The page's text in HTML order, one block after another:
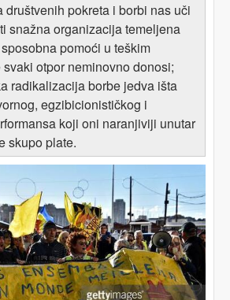
društvenih pokreta i borbi nas uči
snažna organizacija temeljena
pomoći u teškim
otpor neminovno donosi;
radikalizacija borbe jedva išta
egzibicionističkog i
koji oni naranjiviji unutar
skupo plate.